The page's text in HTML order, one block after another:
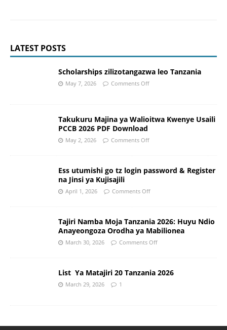
LATEST POSTS
Scholarships zilizotangazwa leo Tanzania
May 7, 2026 Comments Off
Takukuru Majina ya Walioitwa Kwenye Usaili
PCCB 2026 PDF Download
May 2, 2026 Comments Off
Ess utumishi go tz login password & Register
na Jinsi ya Kujisajili
April 1, 2026 Comments Off
Tajiri Namba Moja Tanzania 2026: Huyu Ndio
Anayeongoza Orodha ya Mabilionea
March 30, 2026 Comments Off
List Ya Matajiri 20 Tanzania 2026
March 29, 2026 1